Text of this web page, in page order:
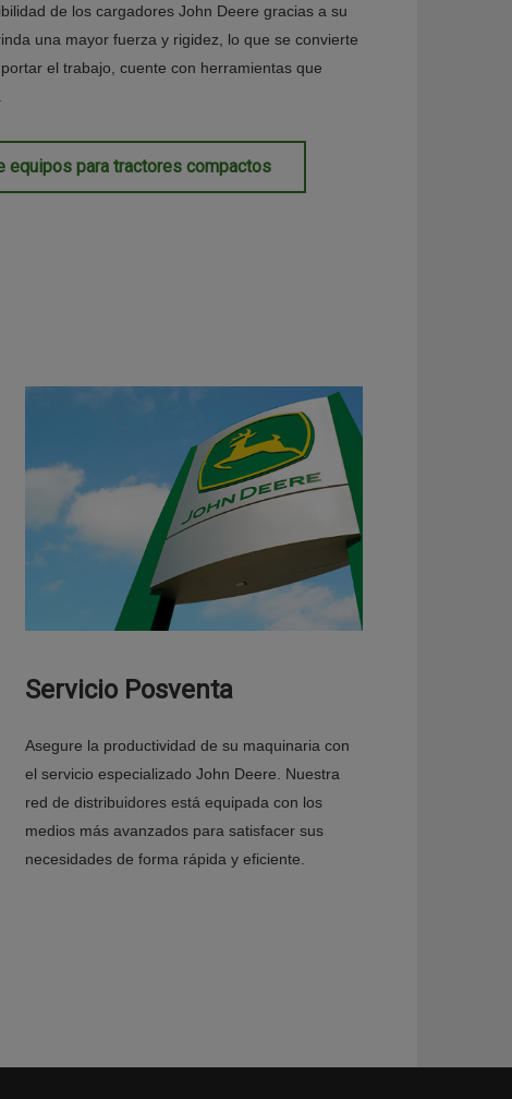
de los cargadores John Deere gracias a su
una mayor fuerza y rigidez, lo que se convierte
el trabajo, cuente con herramientas que
equipos para tractores compactos
Servicio Posventa
Asegure la productividad de su maquinaria con
el servicio especializado John Deere. Nuestra
red de distribuidores está equipada con los
medios más avanzados para satisfacer sus
necesidades de forma rápida y eficiente.